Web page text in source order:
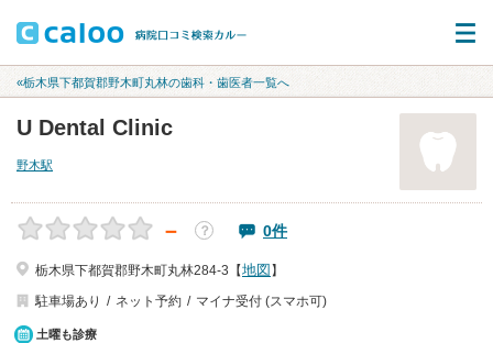
«栃木県下都賀郡野木町丸林の歯科・歯医者一覧へ
U Dental Clinic
野木駅
－ ？ 0件
栃木県下都賀郡野木町丸林284-3【地図 】
駐車場あり
ネット予約 マイナ受付 (スマホ可)
土曜も診療